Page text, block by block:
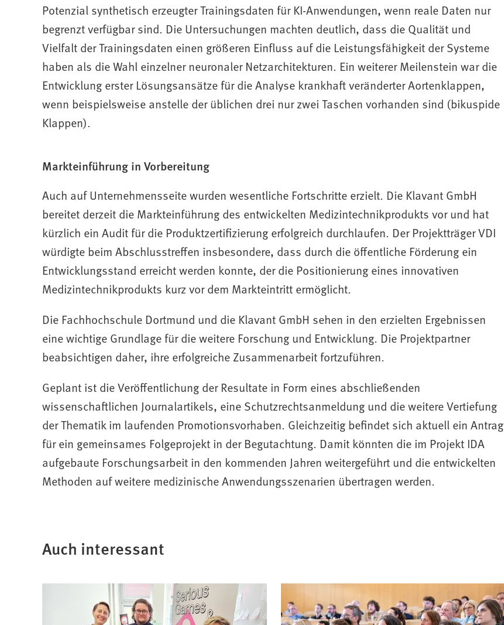
Potenzial synthetisch erzeugter Trainingsdaten für KI-Anwendungen, wenn reale Daten nur
begrenzt verfügbar sind. Die Untersuchungen machten deutlich, dass die Qualität und
Vielfalt der Trainingsdaten einen größeren Einfluss auf die Leistungsfähigkeit der Systeme
haben als die Wahl einzelner neuronaler Netzarchitekturen. Ein weiterer Meilenstein war die
Entwicklung erster Lösungsansätze für die Analyse krankhaft veränderter Aortenklappen,
wenn beispielsweise anstelle der üblichen drei nur zwei Taschen vorhanden sind (bikuspide
Klappen).
Markteinführung in Vorbereitung
Auch auf Unternehmensseite wurden wesentliche Fortschritte erzielt. Die Klavant GmbH
bereitet derzeit die Markteinführung des entwickelten Medizintechnikprodukts vor und hat
kürzlich ein Audit für die Produktzertifizierung erfolgreich durchlaufen. Der Projektträger VDI
würdigte beim Abschlusstreffen insbesondere, dass durch die öffentliche Förderung ein
Entwicklungsstand erreicht werden konnte, der die Positionierung eines innovativen
Medizintechnikprodukts kurz vor dem Markteintritt ermöglicht.
Die Fachhochschule Dortmund und die Klavant GmbH sehen in den erzielten Ergebnissen
eine wichtige Grundlage für die weitere Forschung und Entwicklung. Die Projektpartner
beabsichtigen daher, ihre erfolgreiche Zusammenarbeit fortzuführen.
Geplant ist die Veröffentlichung der Resultate in Form eines abschließenden
wissenschaftlichen Journalartikels, eine Schutzrechtsanmeldung und die weitere Vertiefung
der Thematik im laufenden Promotionsvorhaben. Gleichzeitig befindet sich aktuell ein Antrag
für ein gemeinsames Folgeprojekt in der Begutachtung. Damit könnten die im Projekt IDA
aufgebaute Forschungsarbeit in den kommenden Jahren weitergeführt und die entwickelten
Methoden auf weitere medizinische Anwendungsszenarien übertragen werden.
Auch interessant